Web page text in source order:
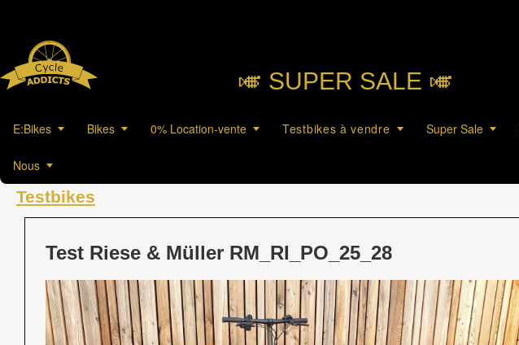
🎺︎ SUPER SALE 🎺︎
E:Bikes Bikes 0% Location-vente Testbikes à vendre Super Sale
Nous
Testbikes
Test Riese & Müller RM_RI_PO_25_28